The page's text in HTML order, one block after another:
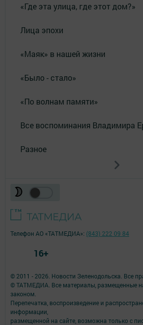
«Где эта улица, где этот дом?»
Лица эпохи
«Маяк» в нашей жизни
«Было - стало»
«По волнам памяти»
Все воспоминания Владимира
Разное
© 2011 - 2026. Новости Зеленодольска. Все
© ТАТМЕДИА. Все материалы, размещенные
законом.
Перепечатка, воспроизведение и
информации,
размещенной на сайте, возможна только с
Телефон АО «ТАТМЕДИА»: (843) 222 09 84
16+